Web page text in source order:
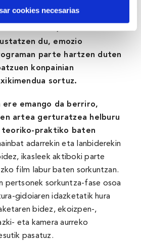
cookies necesarias
eskaintzen du berriz
saioen bidez, taldeko
du, emozio
parte hartzen duten
konpainian
sortuz.
ere emango da berriro,
artea gerturatzea helburu
teoriko-praktiko baten
adarrekin eta lanbiderekin
ikasleek aktiboki parte
film labur baten sorkuntzan.
pertsonek sorkuntza-fase osoa
gidoiaren idazketatik hura
bidez, ekoizpen-,
eta kamera aurreko
pasatuz.